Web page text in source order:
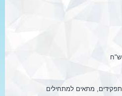
מתאים למתחילים